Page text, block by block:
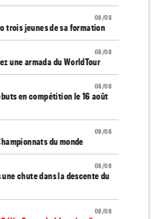
08/08
trois jeunes de sa formation
08/08
une armada du WorldTour
08/08
en compétition le 16 août
08/08
du monde
08/08
chute dans la descente du
08/08